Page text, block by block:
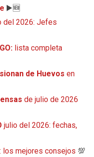
▶️🆕
del 2026: Jefes
lista completa
de Huevos en
de julio de 2026
julio del 2026: fechas,
los mejores consejos 💯